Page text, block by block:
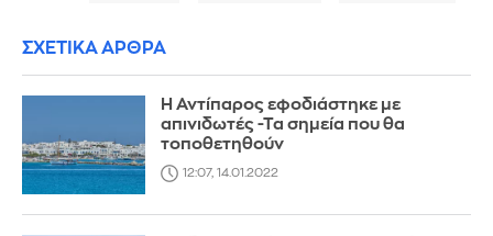
ΣΧΕΤΙΚΑ ΑΡΘΡΑ
Η Αντίπαρος εφοδιάστηκε με
απινιδωτές -Τα σημεία που θα
τοποθετηθούν
12:07, 14.01.2022